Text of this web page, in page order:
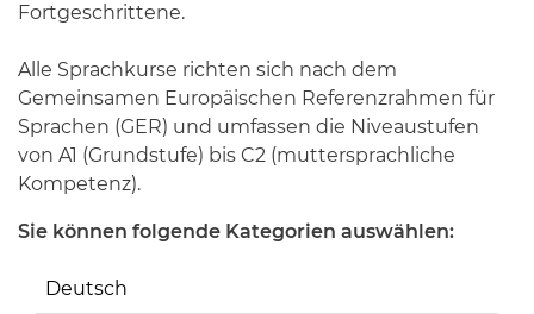
Fortgeschrittene.
Alle Sprachkurse richten sich nach dem
Gemeinsamen Europäischen Referenzrahmen für
Sprachen (GER) und umfassen die Niveaustufen
von A1 (Grundstufe) bis C2 (muttersprachliche
Kompetenz).
Sie können folgende Kategorien auswählen:
Deutsch